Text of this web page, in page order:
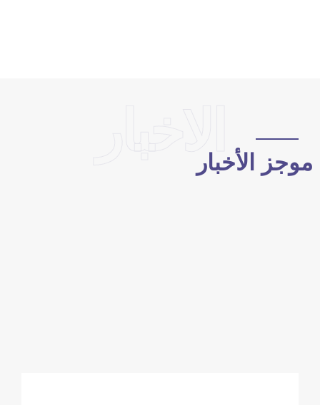
الأخبار